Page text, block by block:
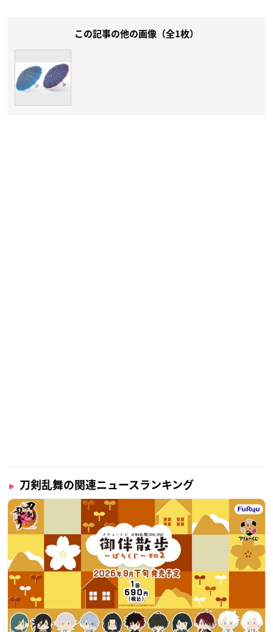
この記事の他の画像（全1枚）
刀剣乱舞の関連ニュースランキング